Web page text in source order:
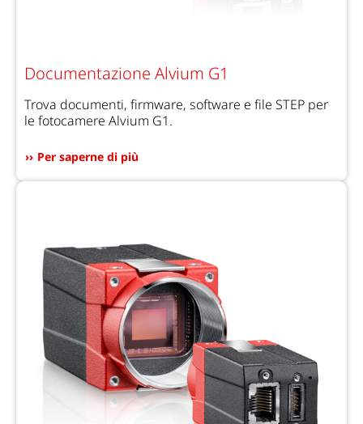
Documentazione Alvium G1
Trova documenti, firmware, software e file STEP per
le fotocamere Alvium G1.
Per saperne di più